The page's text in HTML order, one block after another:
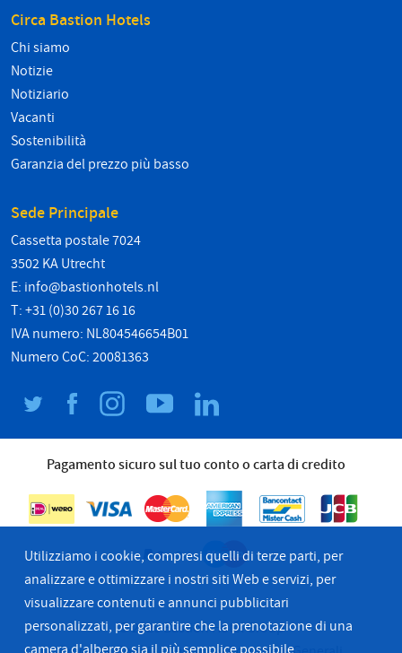
Circa Bastion Hotels
Chi siamo
Notizie
Notiziario
Vacanti
Sostenibilità
Garanzia del prezzo più basso
Sede Principale
Cassetta postale 7024
3502 KA Utrecht
E: info@bastionhotels.nl
T: +31 (0)30 267 16 16
IVA numero: NL804546654B01
Numero CoC: 20081363
Pagamento sicuro sul tuo conto o carta di credito
© 2026 Bastion Hotel Group
Utilizziamo i cookie, compresi quelli di terze parti, per
analizzare e ottimizzare i nostri siti Web e servizi, per
visualizzare contenuti e annunci pubblicitari
personalizzati, per garantire che la prenotazione di una